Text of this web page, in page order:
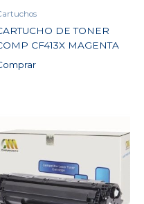
DE TONER
CF413X MAGENTA